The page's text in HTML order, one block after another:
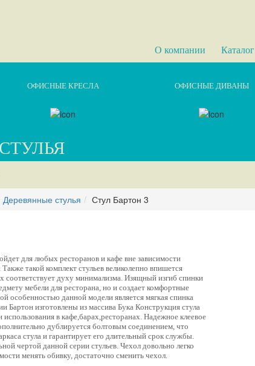
О компании Каталог
ОФИСНЫЕ КРЕСЛА ОФИСНЫЕ ДИВАНЫ
Деревянные стулья Стул Бартон 3
для любых ресторанов и кафе вне зависимости
такой комплект стульев великолепно впишется
соответствует духу минимализма. Изящный изгиб спинки
мебели для ресторана, но и создает комфортные
особенностью данной модели является мягкая спинка
Бартон изготовлены из массива Бука Конструкция стула
в кафе,барах,ресторанах. Надежное клеевое
дублируется болтовым соединением, что
стула и гарантирует его длительный срок службы.
чертой данной серии стульев. Чехол довольно легко
менять обивку, достаточно сменить чехол.